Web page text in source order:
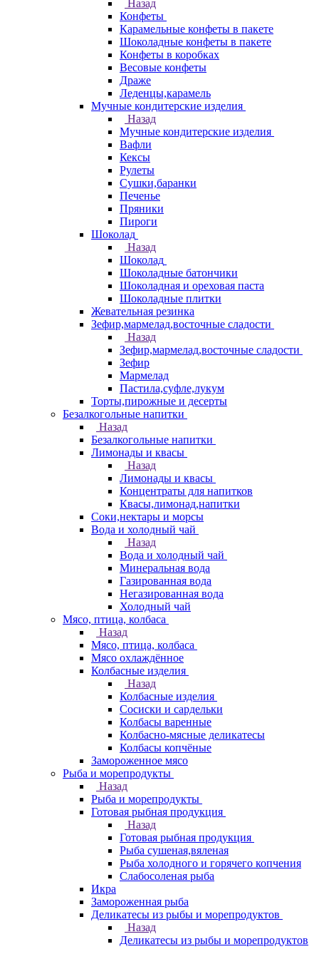
Назад
Конфеты
Карамельные конфеты в пакете
Шоколадные конфеты в пакете
Конфеты в коробках
Весовые конфеты
Драже
Леденцы,карамель
Мучные кондитерские изделия
Назад
Мучные кондитерские изделия
Вафли
Кексы
Рулеты
Сушки,баранки
Печенье
Пряники
Пироги
Шоколад
Назад
Шоколад
Шоколадные батончики
Шоколадная и ореховая паста
Шоколадные плитки
Жевательная резинка
Зефир,мармелад,восточные сладости
Назад
Зефир,мармелад,восточные сладости
Зефир
Мармелад
Пастила,суфле,лукум
Торты,пирожные и десерты
Безалкогольные напитки
Назад
Безалкогольные напитки
Лимонады и квасы
Назад
Лимонады и квасы
Концентраты для напитков
Квасы,лимонад,напитки
Соки,нектары и морсы
Вода и холодный чай
Назад
Вода и холодный чай
Минеральная вода
Газированная вода
Негазированная вода
Холодный чай
Мясо, птица, колбаса
Назад
Мясо, птица, колбаса
Мясо охлаждённое
Колбасные изделия
Назад
Колбасные изделия
Сосиски и сардельки
Колбасы варенные
Колбасно-мясные деликатесы
Колбасы копчёные
Замороженное мясо
Рыба и морепродукты
Назад
Рыба и морепродукты
Готовая рыбная продукция
Назад
Готовая рыбная продукция
Рыба сушеная,вяленая
Рыба холодного и горячего копчения
Слабосоленая рыба
Икра
Замороженная рыба
Деликатесы из рыбы и морепродуктов
Назад
Деликатесы из рыбы и морепродуктов